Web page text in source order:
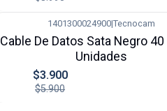
1401300024900|Tecnocam
Cable De Datos Sata Negro 40
Unidades
$3.900
$5.900